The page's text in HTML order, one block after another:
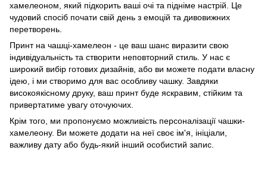
хамелеоном, який підкорить ваші очі та підніме настрій. Це
чудовий спосіб почати свій день з емоцій та дивовижних
перетворень.
Принт на чашці-хамелеон - це ваш шанс виразити свою
індивідуальність та створити неповторний стиль. У нас є
широкий вибір готових дизайнів, або ви можете подати власну
ідею, і ми створимо для вас особливу чашку. Завдяки
високоякісному друку, ваш принт буде яскравим, стійким та
привертатиме увагу оточуючих.
Крім того, ми пропонуємо можливість персоналізації чашки-
хамелеону. Ви можете додати на неї своє ім'я, ініціали,
важливу дату або будь-який інший особистий запис.